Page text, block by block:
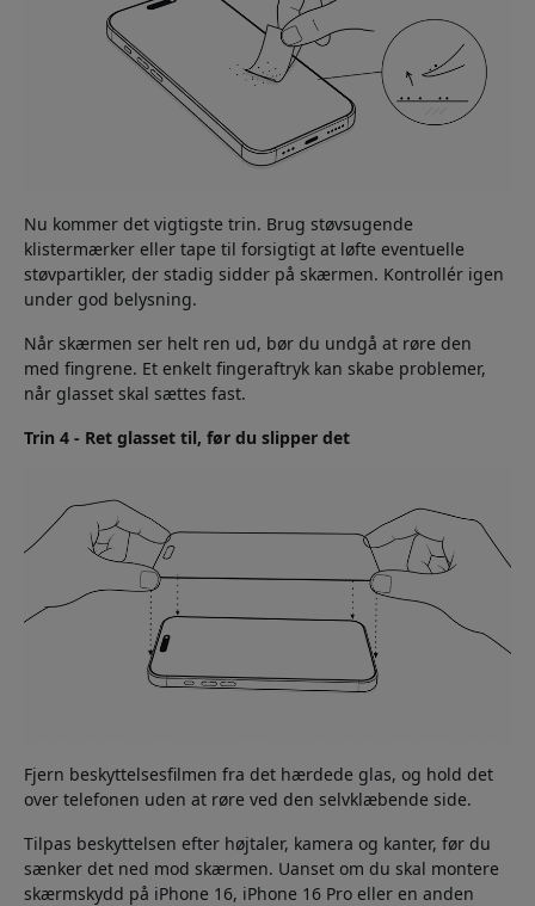
Nu kommer det vigtigste trin. Brug støvsugende
klistermærker eller tape til forsigtigt at løfte eventuelle
støvpartikler, der stadig sidder på skærmen. Kontrollér igen
under god belysning.
Når skærmen ser helt ren ud, bør du undgå at røre den
med fingrene. Et enkelt fingeraftryk kan skabe problemer,
når glasset skal sættes fast.
Trin 4 - Ret glasset til, før du slipper det
Fjern beskyttelsesfilmen fra det hærdede glas, og hold det
over telefonen uden at røre ved den selvklæbende side.
Tilpas beskyttelsen efter højtaler, kamera og kanter, før du
sænker det ned mod skærmen. Uanset om du skal montere
skærmskydd på iPhone 16, iPhone 16 Pro eller en anden